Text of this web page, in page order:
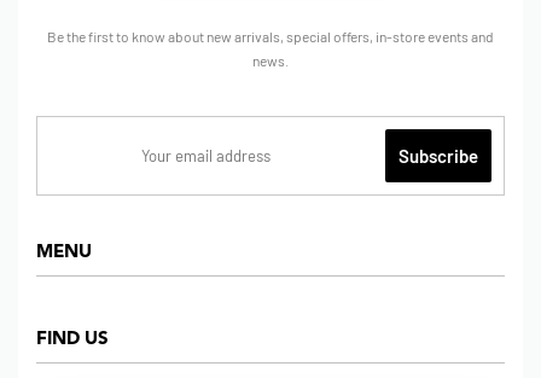
MENU
Shop
FIND US
Be the first to know about new arrivals, special offers, in-store events and
news.